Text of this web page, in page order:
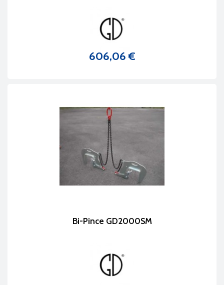
Prix
606,06 €
Bi-Pince GD2000SM